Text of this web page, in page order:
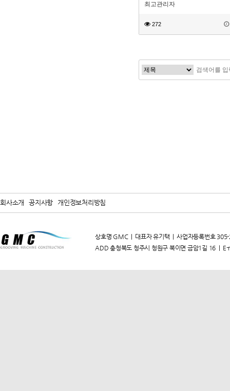
최고관리자
272
회사소개 공지사항 개인정보처리방침
상호명 GMC | 대표자 유기택 | 사업자등록번호
ADD 충청북도 청주시 청원구 북이면 금암1길 16 |